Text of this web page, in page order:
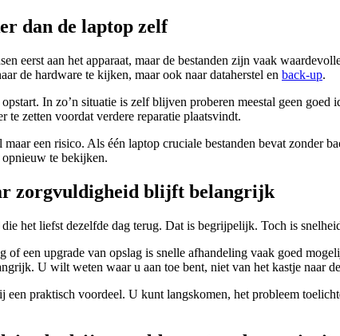
dan de laptop zelf
eerst aan het apparaat, maar de bestanden zijn vaak
de hardware te kijken, maar ook naar dataherstel en back-up.
In zo’n situatie is zelf blijven proberen meestal geen
te zetten voordat verdere reparatie plaatsvindt.
een risico. Als één laptop cruciale bestanden bevat zonder
te bekijken.
zorgvuldigheid blijft belangrijk
het liefst dezelfde dag terug. Dat is begrijpelijk. Toch is
een upgrade van opslag is snelle afhandeling vaak goed
U wilt weten waar u aan toe bent, niet van het kastje naar
praktisch voordeel. U kunt langskomen, het probleem